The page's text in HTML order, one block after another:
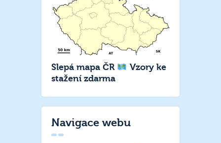
Slepá mapa ČR
Vzory ke
stažení zdarma
Navigace webu